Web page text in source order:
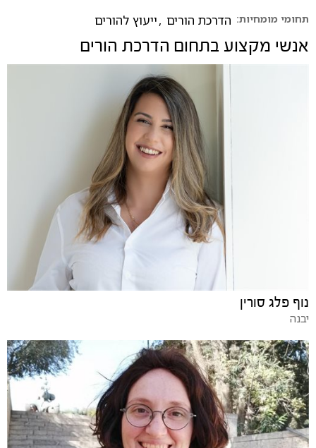
תחומי מומחיות: הדרכת הורים ,ייעוץ להורים
אנשי מקצוע בתחום הדרכת הורים
נוף פלג סורין
יבנה